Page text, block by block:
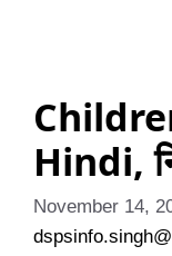
Hindi,
November 14,